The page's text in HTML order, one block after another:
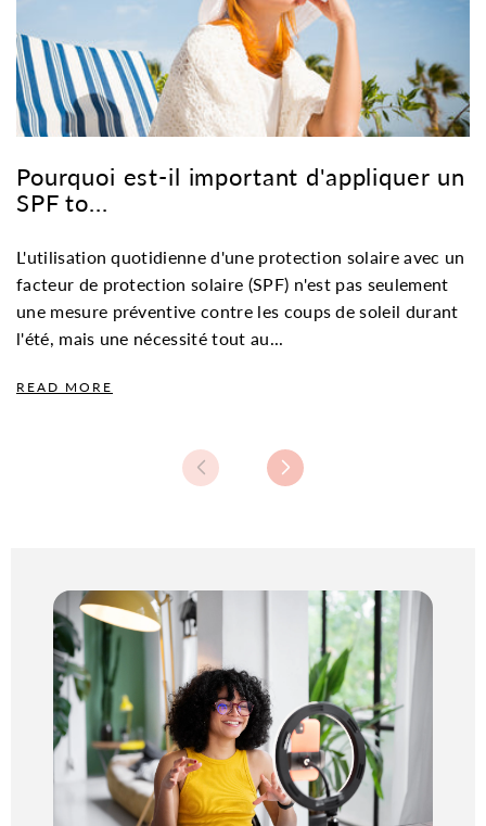
Pourquoi est-il important d'appliquer un
SPF to...
L'utilisation quotidienne d'une protection solaire avec un
facteur de protection solaire (SPF) n'est pas seulement
une mesure préventive contre les coups de soleil durant
l'été, mais une nécessité tout au...
READ MORE